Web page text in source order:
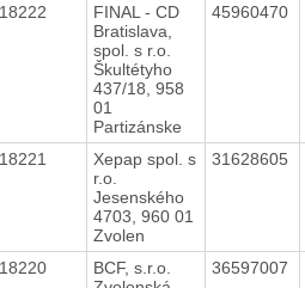
FINAL - CD
Bratislava,
spol. s r.o.
Škultétyho
437/18, 958
01
Partizánske
45960470
Xepap spol. s
r.o.
Jesenského
4703, 960 01
Zvolen
31628605
BCF, s.r.o.
36597007